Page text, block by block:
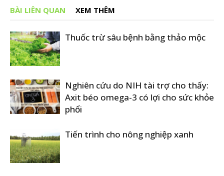
BÀI LIÊN QUAN XEM THÊM
Thuốc trừ sâu bệnh bằng thảo mộc
Nghiên cứu do NIH tài trợ cho thấy:
Axit béo omega-3 có lợi cho sức khỏe
phổi
Tiến trình cho nông nghiệp xanh